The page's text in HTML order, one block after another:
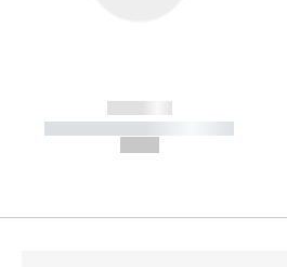
------------
----------- ----------- -----------